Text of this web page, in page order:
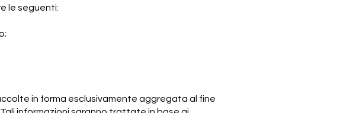
le seguenti:
in forma esclusivamente aggregata al fine